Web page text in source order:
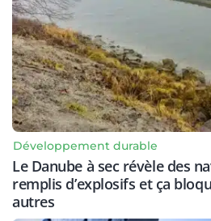
Développement durable
Le Danube à sec révèle des
remplis d’explosifs et ça
autres